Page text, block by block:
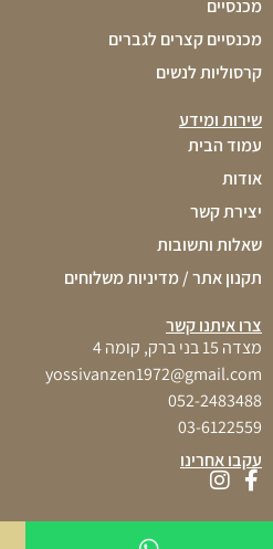
מכנסיים
מכנסיים קצרים לגברים
קרסוליות לנשים
שירות ומידע
עמוד הבית
אודות
יצירת קשר
שאלות ותשובות
תקנון אתר / מדיניות משלוחים
עקבו אחרינו
צרו איתנו קשר
מצדה 15 בני ברק, קומה 4
yossivanzen1972@gmail.com
052-2483488
03-6122559